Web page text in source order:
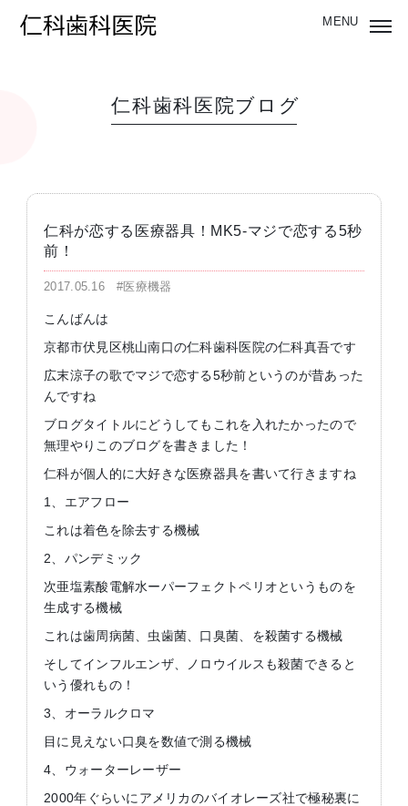
仁科歯科医院ブログ
仁科が恋する医療器具！MK5-マジで恋する5秒
前！
2017.05.16#医療機器
こんばんは
京都市伏見区桃山南口の仁科歯科医院の仁科真吾です
広末涼子の歌でマジで恋する5秒前というのが昔あった
んですね
ブログタイトルにどうしてもこれを入れたかったので
無理やりこのブログを書きました！
仁科が個人的に大好きな医療器具を書いて行きますね
1、エアフロー
これは着色を除去する機械
2、パンデミック
次亜塩素酸電解水ーパーフェクトペリオというものを
生成する機械
これは歯周病菌、虫歯菌、口臭菌、を殺菌する機械
そしてインフルエンザ、ノロウイルスも殺菌できると
いう優れもの！
3、オーラルクロマ
目に見えない口臭を数値で測る機械
4、ウォーターレーザー
2000年ぐらいにアメリカのバイオレーズ社で極秘裏に